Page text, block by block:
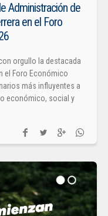
Administración de
en el Foro
orgullo la destacada
el Foro Económico
más influyentes a
económico, social y